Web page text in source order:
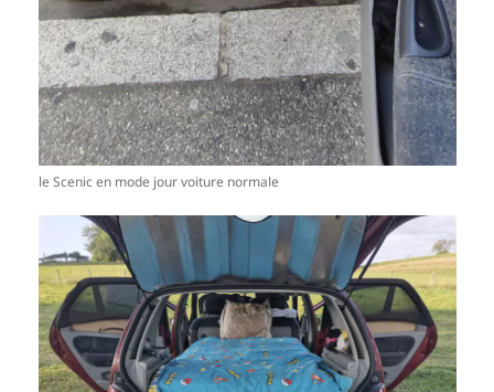
le Scenic en mode jour voiture normale